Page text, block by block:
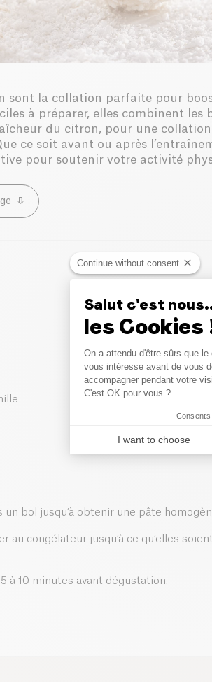
sont la collation parfaite pour
à préparer, elles combinent les
du citron, pour une
ce soit avant ou après
pour soutenir votre activité
bol jusqu’à obtenir une pâte
au congélateur jusqu’à ce qu’elles
à 10 minutes avant dégustation.
Continue without consent
Salut c'est
les Cookies
Consent
On a attendu d'être sûrs que
vous intéresse avant de vous
accompagner pendant votre
C'est OK pour vous ?
I want to choose